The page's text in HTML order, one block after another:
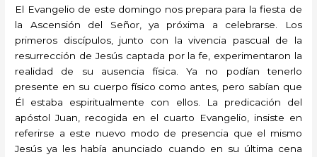
El Evangelio de este domingo nos prepara para la fiesta de
la Ascensión del Señor, ya próxima a celebrarse. Los
primeros discípulos, junto con la vivencia pascual de la
resurrección de Jesús captada por la fe, experimentaron la
realidad de su ausencia física. Ya no podían tenerlo
presente en su cuerpo físico como antes, pero sabían que
Él estaba espiritualmente con ellos. La predicación del
apóstol Juan, recogida en el cuarto Evangelio, insiste en
referirse a este nuevo modo de presencia que el mismo
Jesús ya les había anunciado cuando en su última cena